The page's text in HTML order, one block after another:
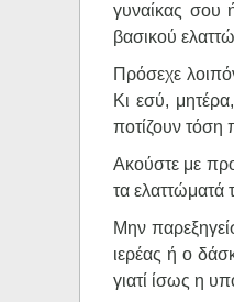
γυναίκας σου
βασικού
Πρόσεχε
Κι εσύ,
ποτίζουν τόση
Ακούστε με
τα ελαττώματά
Μην
ιερέας ή ο
γιατί ίσως η